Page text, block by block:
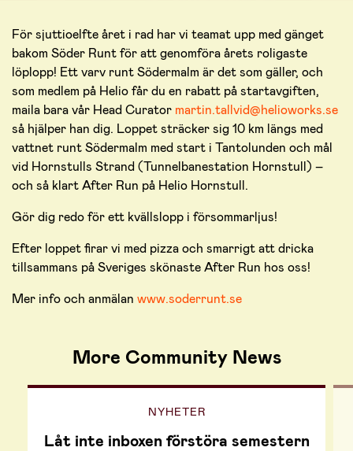
För sjuttioelfte året i rad har vi teamat upp med gänget
bakom Söder Runt för att genomföra årets roligaste
löplopp! Ett varv runt Södermalm är det som gäller, och
som medlem på Helio får du en rabatt på startavgiften,
maila bara vår Head Curator martin.tallvid@helioworks.se
så hjälper han dig. Loppet sträcker sig 10 km längs med
vattnet runt Södermalm med start i Tantolunden och mål
vid Hornstulls Strand (Tunnelbanestation Hornstull) –
och så klart After Run på Helio Hornstull.
Gör dig redo för ett kvällslopp i försommarljus!
Efter loppet firar vi med pizza och smarrigt att dricka
tillsammans på Sveriges skönaste After Run hos oss!
Mer info och anmälan www.soderrunt.se
More Community News
NYHETER
Låt inte inboxen förstöra semestern